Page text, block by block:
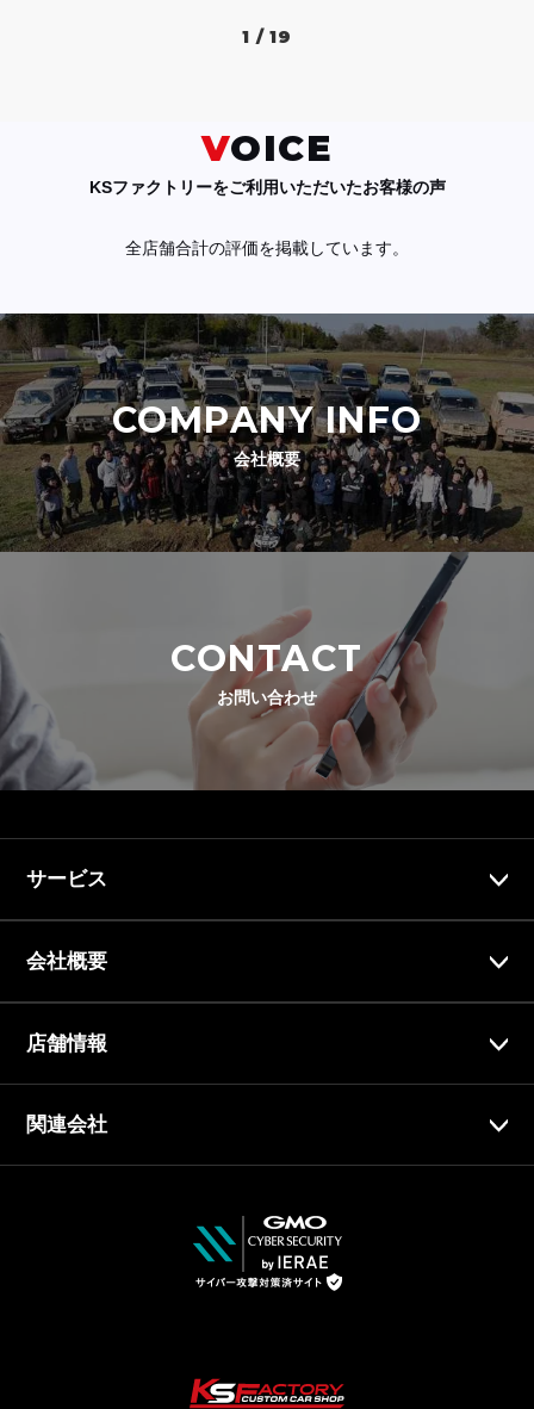
1 / 19
VOICE
KSファクトリーをご利用いただいたお客様の声
全店舗合計の評価を掲載しています。
COMPANY INFO
会社概要
CONTACT
お問い合わせ
サービス
会社概要
店舗情報
関連会社